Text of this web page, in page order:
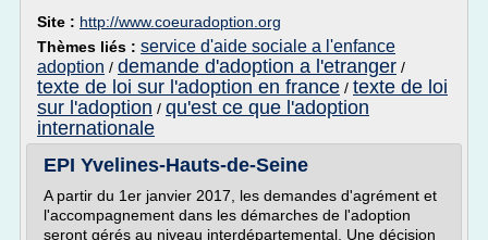
Site : http://www.coeuradoption.org
Thèmes liés : service d'aide sociale a l'enfance
adoption / demande d'adoption a l'etranger /
texte de loi sur l'adoption en france / texte de loi
sur l'adoption / qu'est ce que l'adoption
internationale
EPI Yvelines-Hauts-de-Seine
A partir du 1er janvier 2017, les demandes d'agrément et
l'accompagnement dans les démarches de l'adoption
seront gérés au niveau interdépartemental. Une décision